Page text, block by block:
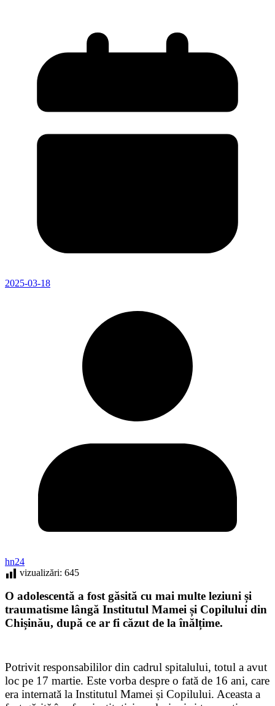
2025-03-18
hn24
vizualizări: 645
O adolescentă a fost găsită cu mai multe leziuni și
traumatisme lângă Institutul Mamei și Copilului din
Chișinău, după ce ar fi căzut de la înălțime.
Potrivit responsabililor din cadrul spitalului, totul a avut
loc pe 17 martie. Este vorba despre o fată de 16 ani, care
era internată la Institutul Mamei și Copilului. Aceasta a